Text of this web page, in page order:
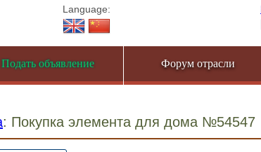
Language:
Подать объявление Форум отрасли
: Покупка элемента для дома №54547